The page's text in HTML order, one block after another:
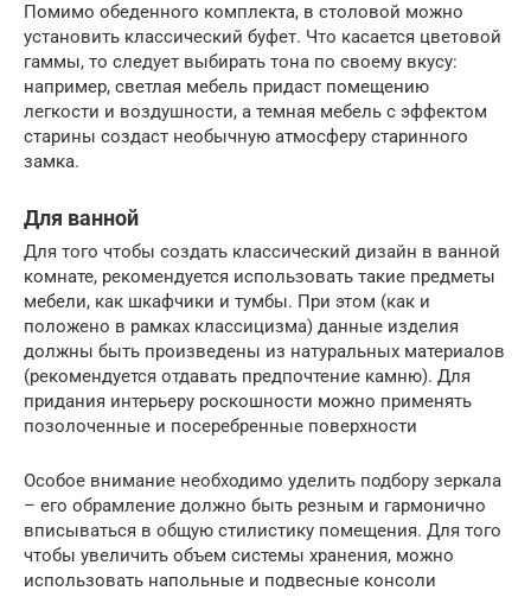
Помимо обеденного комплекта, в столовой можно
установить классический буфет. Что касается цветовой
гаммы, то следует выбирать тона по своему вкусу:
например, светлая мебель придаст помещению
легкости и воздушности, а темная мебель с эффектом
старины создаст необычную атмосферу старинного
замка.
Для ванной
Для того чтобы создать классический дизайн в ванной
комнате, рекомендуется использовать такие предметы
мебели, как шкафчики и тумбы. При этом (как и
положено в рамках классицизма) данные изделия
должны быть произведены из натуральных материалов
(рекомендуется отдавать предпочтение камню). Для
придания интерьеру роскошности можно применять
позолоченные и посеребренные поверхности
Особое внимание необходимо уделить подбору зеркала
– его обрамление должно быть резным и гармонично
вписываться в общую стилистику помещения. Для того
чтобы увеличить объем системы хранения, можно
использовать напольные и подвесные консоли